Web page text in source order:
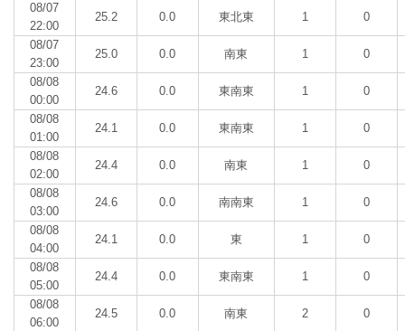
08/07
22:00
25.2 0.0 東北東 1 0
08/07
23:00
25.0 0.0 南東 1 0
08/08
00:00
24.6 0.0 東南東 1 0
08/08
01:00
24.1 0.0 東南東 1 0
08/08
02:00
24.4 0.0 南東 1 0
08/08
03:00
24.6 0.0 南南東 1 0
08/08
04:00
24.1 0.0 東 1 0
08/08
05:00
24.4 0.0 東南東 1 0
08/08
06:00
24.5 0.0 南東 2 0